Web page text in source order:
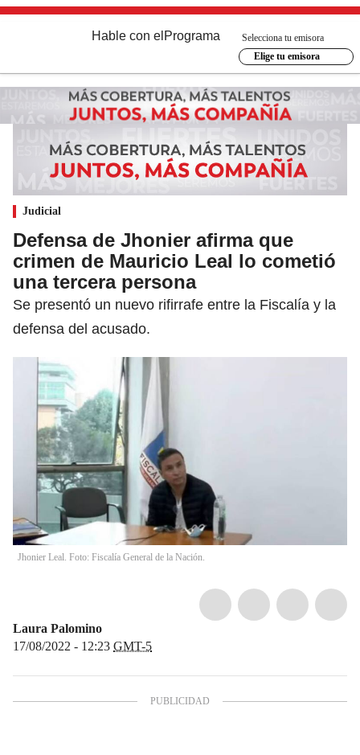
Hable con el Programa
Selecciona tu emisora
Elige tu emisora
Judicial
Defensa de Jhonier afirma que
crimen de Mauricio Leal lo cometió
una tercera persona
Se presentó un nuevo rifirrafe entre la Fiscalía y la
defensa del acusado.
Jhonier Leal. Foto: Fiscalía General de la Nación.
Laura Palomino
17/08/2022 - 12:23 GMT-5